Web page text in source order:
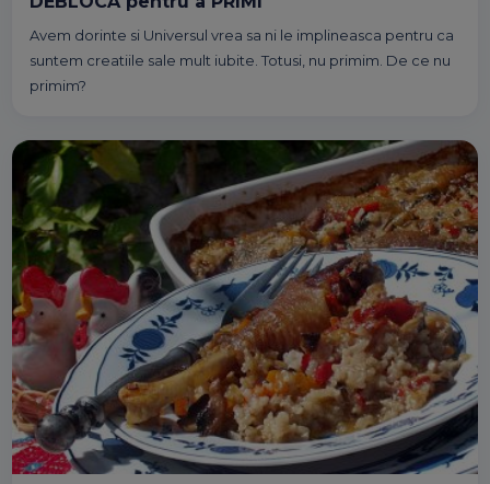
Avem dorinte si Universul vrea sa ni le implineasca pentru ca
suntem creatiile sale mult iubite. Totusi, nu primim. De ce nu
primim?